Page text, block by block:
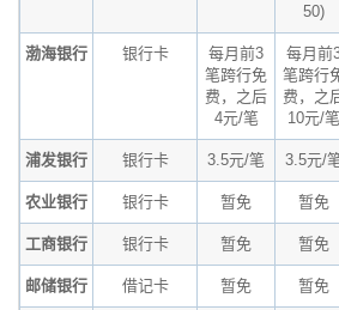
50)
渤海银行 银行卡
每月前3
笔跨行免
费，之后
4元/笔
每月前
笔跨行
费，之
10元/笔
浦发银行 银行卡 3.5元/笔 3.5元/
农业银行 银行卡 暂免 暂免
工商银行 银行卡 暂免 暂免
邮储银行 借记卡 暂免 暂免